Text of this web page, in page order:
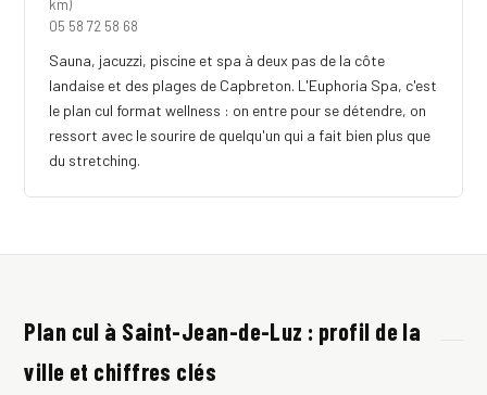
km)
05 58 72 58 68
Sauna, jacuzzi, piscine et spa à deux pas de la côte
landaise et des plages de Capbreton. L'Euphoria Spa, c'est
le plan cul format wellness : on entre pour se détendre, on
ressort avec le sourire de quelqu'un qui a fait bien plus que
du stretching.
Plan cul à Saint-Jean-de-Luz : profil de la
ville et chiffres clés